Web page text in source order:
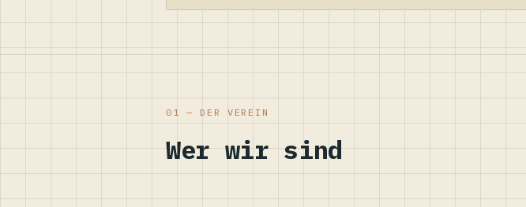
01 — DER VEREIN
Wer wir sind